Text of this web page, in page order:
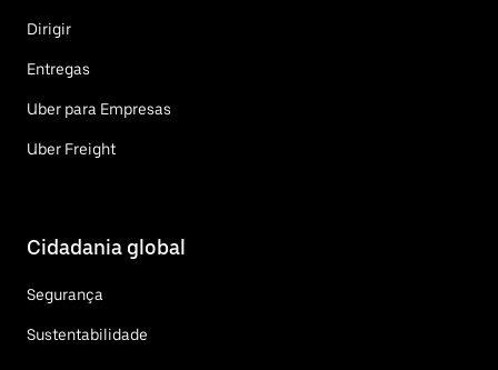
Dirigir
Entregas
Uber para Empresas
Uber Freight
Cidadania global
Segurança
Sustentabilidade